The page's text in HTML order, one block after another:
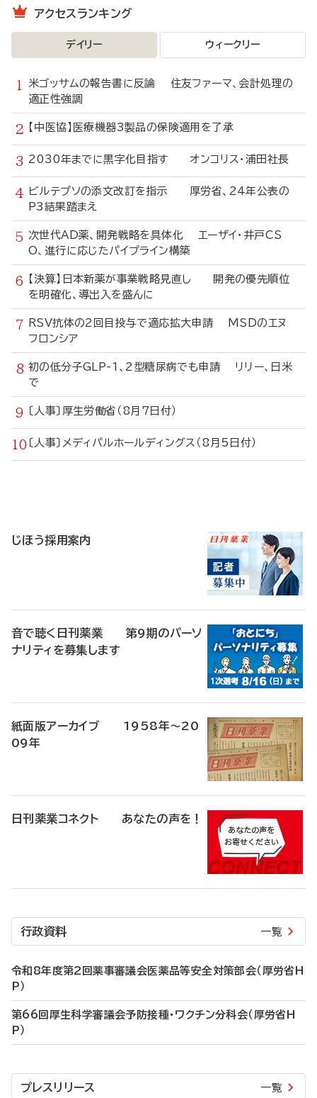
アクセスランキング
デイリー ウィークリー
米ゴッサムの報告書に反論 住友ファーマ、会計処理の
適正性強調
【中医協】医療機器3製品の保険適用を了承
2030年までに黒字化目指す オンコリス・浦田社長
ビルテプソの添文改訂を指示 厚労省、24年公表の
P3結果踏まえ
次世代AD薬、開発戦略を具体化 エーザイ・井戸CS
O、進行に応じたパイプライン構築
【決算】日本新薬が事業戦略見直し 開発の優先順位
を明確化、導出入を盛んに
RSV抗体の2回目投与で適応拡大申請 MSDのエヌ
フロンシア
初の低分子GLP-1、2型糖尿病でも申請 リリー、日米
で
〔人事〕厚生労働省（8月7日付）
〔人事〕メディパルホールディングス（8月5日付）
じほう採用案内
音で聴く日刊薬業 第9期のパーソ
ナリティを募集します
紙面版アーカイブ 1958年～20
09年
日刊薬業コネクト あなたの声を！
行政資料 一覧
令和8年度第2回薬事審議会医薬品等安全対策部会（厚労省H
P）
第66回厚生科学審議会予防接種・ワクチン分科会（厚労省H
P）
プレスリリース 一覧